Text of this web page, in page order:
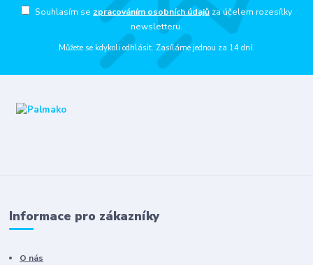
Souhlasím se zpracováním osobních údajůza účelem rozesílky
newsletteru.
Můžete se kdykoli odhlásit. Zasíláme jednou za 14 dní.
Informace pro zákazníky
O nás